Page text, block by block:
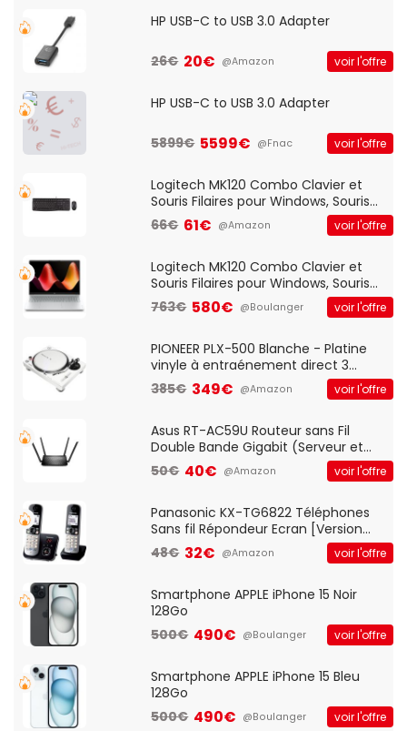
HP USB-C to USB 3.0 Adapter
26€ 20€ @Amazon voir l'offre
HP USB-C to USB 3.0 Adapter
5899€ 5599€ @Fnac voir l'offre
Logitech MK120 Combo Clavier et
Souris Filaires pour Windows, Souris
Optique Filaire, Connexion USB Plug
And Play, Confortable, Taille
QWERTY UK - Noir
66€ 61€ @Amazon voir l'offre
Logitech MK120 Combo Clavier et
Souris Filaires pour Windows, Souris
Optique Filaire, Connexion USB Plug
And Play, Confortable, Taille
QWERTY UK - Noir
763€ 580€ @Boulanger voir l'offre
PIONEER PLX-500 Blanche - Platine
vinyle à entraénement direct 3
vitesses (33-45-78 trs/min) avec
pre-ampli intégré et port USB
385€ 349€ @Amazon voir l'offre
Asus RT-AC59U Routeur sans Fil
Double Bande Gigabit (Serveur et
Client VPN, Triple Vlan, Mode Point
d'accès et Bridge, contrôle Parental,
50€ 40€ @Amazon voir l'offre
Panasonic KX-TG6822 Téléphones
Sans fil Répondeur Ecran [Version
Française]
48€ 32€ @Amazon voir l'offre
Smartphone APPLE iPhone 15 Noir
128Go
500€ 490€ @Boulanger voir l'offre
Smartphone APPLE iPhone 15 Bleu
128Go
500€ 490€ @Boulanger voir l'offre